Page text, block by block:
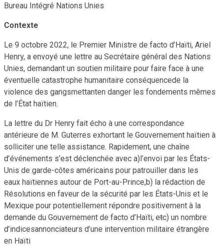
Bureau Intégré Nations Unies
Contexte
Le 9 octobre 2022, le Premier Ministre de facto d’Haïti, Ariel
Henry, a envoyé une lettre au Secrétaire général des Nations
Unies, demandant un soutien militaire pour faire face à une
éventuelle catastrophe humanitaire conséquencede la
violence des gangsmettanten danger les fondements mêmes
de l’État haïtien.
La lettre du Dr Henry fait écho à une correspondance
antérieure de M. Guterres exhortant le Gouvernement haïtien à
solliciter une telle assistance. Rapidement, une chaîne
d’événements s’est déclenchée avec a)l’envoi par les États-
Unis de garde-côtes américains pour patrouiller dans les
eaux haïtiennes autour de Port-au-Prince,b) la rédaction de
Résolutions en faveur de la sécurité par les États-Unis et le
Mexique pour potentiellement répondre positivement à la
demande du Gouvernement de facto d’Haïti, etc) un nombre
d’indicesannonciateurs d’une intervention militaire étrangère
en Haïti